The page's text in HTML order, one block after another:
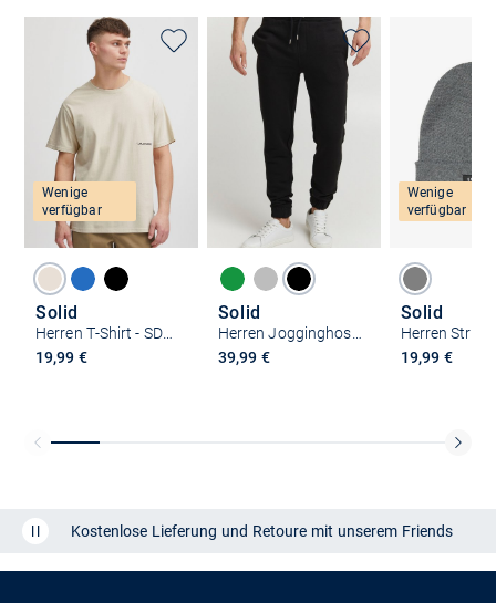
Wenige
verfügbar
Solid
Herren T-Shirt - SDGen
19,99 €
Solid
39,99 €
Wenige
verfügbar
Solid
19,99 €
Kostenlose Lieferung und Retoure mit unserem Friends
CLUB